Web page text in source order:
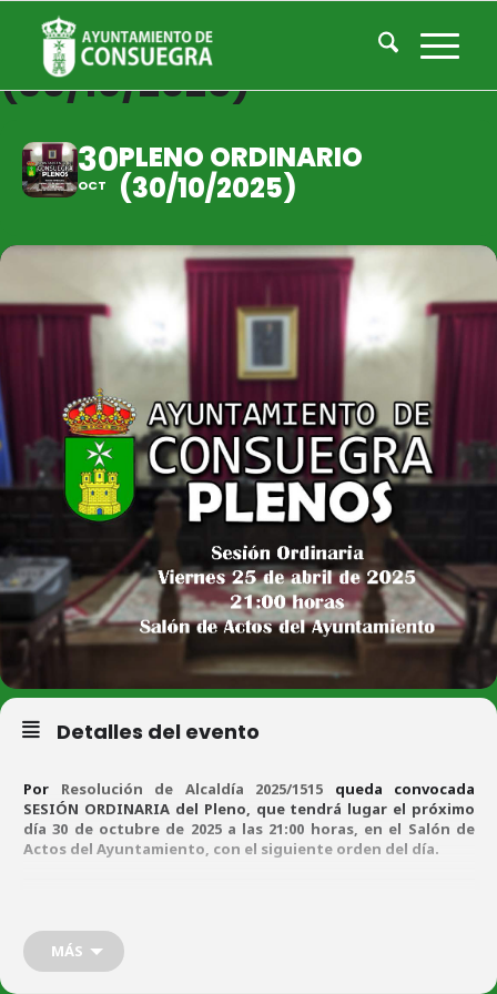
PLENO ORDINARIO
(30/10/2025)
30
OCT
PLENO ORDINARIO
(30/10/2025)
Detalles del evento
Por Resolución de Alcaldía 2025/1515 queda convocada
SESIÓN ORDINARIA del Pleno, que tendrá lugar el próximo
día 30 de octubre de 2025 a las 21:00 horas, en el Salón de
Actos del Ayuntamiento, con el siguiente orden del día.
A)Parteresolutiva
MÁS